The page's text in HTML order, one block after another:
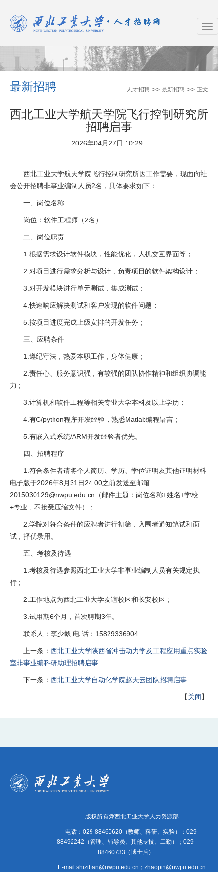
最新招聘 人才招聘 >> 最新招聘 >> 正文
西北工业大学航天学院飞行控制研究所
招聘启事
2026年04月27日 10:29
西北工业大学航天学院飞行控制研究所因工作需要，现面向社
会公开招聘非事业编制人员2名，具体要求如下：
一、岗位名称
岗位：软件工程师（2名）
二、岗位职责
1.根据需求设计软件模块，性能优化，人机交互界面等；
2.对项目进行需求分析与设计，负责项目的软件架构设计；
3.对开发模块进行单元测试，集成测试；
4.快速响应解决测试和客户发现的软件问题；
5.按项目进度完成上级安排的开发任务；
三、应聘条件
1.遵纪守法，热爱本职工作，身体健康；
2.责任心、服务意识强，有较强的团队协作精神和组织协调能
力；
3.计算机和软件工程等相关专业大学本科及以上学历；
4.有C/python程序开发经验，熟悉Matlab编程语言；
5.有嵌入式系统/ARM开发经验者优先。
四、招聘程序
1.符合条件者请将个人简历、学历、学位证明及其他证明材料
电子版于2026年8月31日24:00之前发送至邮箱
2015030129@nwpu.edu.cn（邮件主题：岗位名称+姓名+学校
+专业，不接受压缩文件）；
2.学院对符合条件的应聘者进行初筛，入围者通知笔试和面
试，择优录用。
五、考核及待遇
1.考核及待遇参照西北工业大学非事业编制人员有关规定执
行；
2.工作地点为西北工业大学友谊校区和长安校区；
3.试用期6个月，首次聘期3年。
联系人：李少毅 电 话：15829336904
上一条： 西北工业大学陕西省冲击动力学及工程应用重点实验
室非事业编科研助理招聘启事
下一条： 西北工业大学自动化学院赵天云团队招聘启事
【关闭】
版权所有@西北工业大学人力资源部
电话：029-88460620（教师、科研、实验）；029-
88492242（管理、辅导员、其他专技、工勤）；029-
88460733（博士后）
E-mail:shiziban@nwpu.edu.cn；zhaopin@nwpu.edu.cn